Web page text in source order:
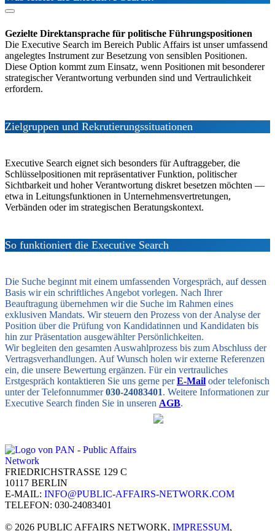
Gezielte Direktansprache für politische Führungspositionen
Die Executive Search im Bereich Public Affairs ist unser umfassend
angelegtes Instrument zur Besetzung von sensiblen Positionen.
Diese Option kommt zum Einsatz, wenn Positionen mit besonderer
strategischer Verantwortung verbunden sind und Vertraulichkeit
erfordern.
Zielgruppen und Rekrutierungssituationen
Executive Search eignet sich besonders für Auftraggeber, die
Schlüsselpositionen mit repräsentativer Funktion, politischer
Sichtbarkeit und hoher Verantwortung diskret besetzen möchten —
etwa in Leitungsfunktionen in Unternehmensvertretungen,
Verbänden oder im strategischen Beratungskontext.
So funktioniert die Executive Search
Die Suche beginnt mit einem umfassenden Vorgespräch, auf dessen
Basis wir ein schriftliches Angebot vorlegen. Nach Ihrer
Beauftragung übernehmen wir die Suche im Rahmen eines
exklusiven Mandats. Wir steuern den Prozess von der Analyse der
Position über die Prüfung von Kandidatinnen und Kandidaten bis
hin zur Präsentation ausgewählter Persönlichkeiten.
Wir begleiten den gesamten Auswahlprozess bis zum Abschluss der
Vertragsverhandlungen. Auf Wunsch holen wir externe Referenzen
ein, die unsere Bewertung ergänzen. Für ein vertrauliches
Erstgespräch kontaktieren Sie uns gerne perE-Mail oder telefonisch
unter der Telefonnummer030-24083401. Weitere Informationen zur
Executive Search finden Sie in unseren AGB.
FRIEDRICHSTRASSE 129 C
10117 BERLIN
E-MAIL: INFO@PUBLIC-AFFAIRS-NETWORK.COM
TELEFON: 030-24083401
© 2026 PUBLIC AFFAIRS NETWORK, IMPRESSUM,